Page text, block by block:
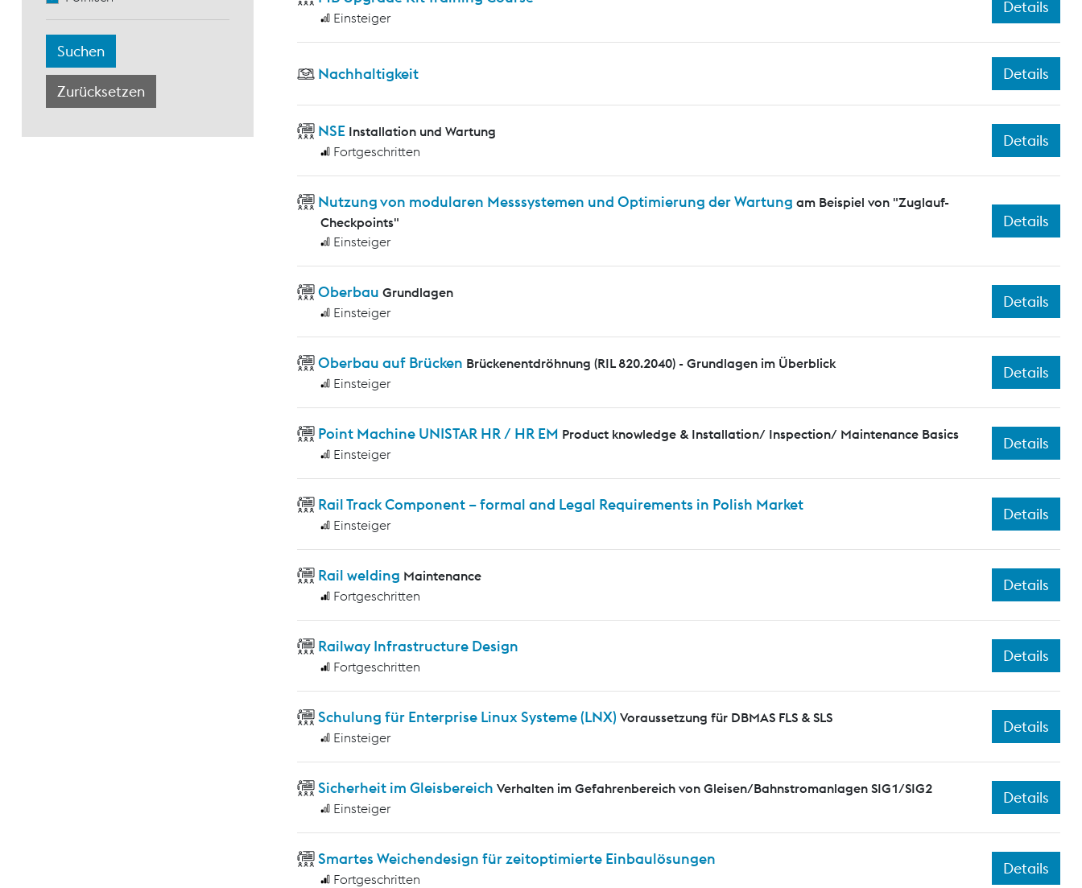
Einsteiger
Details
Nachhaltigkeit Details
NSE Installation und Wartung
Fortgeschritten
Details
Nutzung von modularen Messsystemen und Optimierung der Wartung am Beispiel von "Zuglauf-
Checkpoints"
Einsteiger
Details
Oberbau Grundlagen
Einsteiger
Details
Oberbau auf Brücken Brückenentdröhnung (RIL 820.2040) - Grundlagen im Überblick
Einsteiger
Details
Point Machine UNISTAR HR / HR EM Product knowledge & Installation/ Inspection/ Maintenance Basics
Einsteiger
Details
Rail Track Component – formal and Legal Requirements in Polish Market
Einsteiger
Details
Rail welding Maintenance
Fortgeschritten
Details
Railway Infrastructure Design
Fortgeschritten
Details
Schulung für Enterprise Linux Systeme (LNX) Voraussetzung für DBMAS FLS & SLS
Einsteiger
Details
Sicherheit im Gleisbereich Verhalten im Gefahrenbereich von Gleisen/Bahnstromanlagen SIG1/SIG2
Einsteiger
Details
Smartes Weichendesign für zeitoptimierte Einbaulösungen
Fortgeschritten
Details